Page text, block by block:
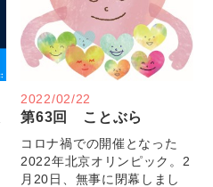
2022/02/22
第63回 ことぶら
コロナ禍での開催となった
2022年北京オリンピック。2
月20日、無事に閉幕しまし